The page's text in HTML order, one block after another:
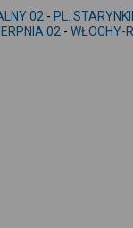
02 - PL.
02 - WŁOCHY-